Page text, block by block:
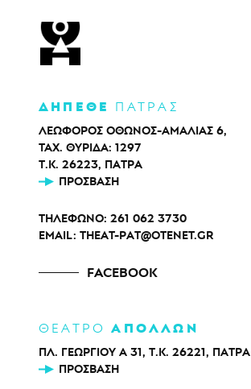
ΔΗΠΕΘΕ ΠΑΤΡΑΣ
ΛΕΩΦΟΡΟΣ ΟΘΩΝΟΣ-ΑΜΑΛΙΑΣ 6,
ΤΑΧ. ΘΥΡΙΔΑ: 1297
Τ.Κ. 26223, ΠΑΤΡΑ
ΠΡΌΣΒΑΣΗ
ΤΗΛΕΦΩΝΟ: 261 062 3730
EMAIL: THEAT-PAT@OTENET.GR
FACEBOOK
ΘΕΑΤΡΟΑΠΟΛΛΩΝ
ΠΛ. ΓΕΩΡΓΙΟΥ Α 31, Τ.Κ. 26221, ΠΑΤΡΑ
ΠΡΌΣΒΑΣΗ